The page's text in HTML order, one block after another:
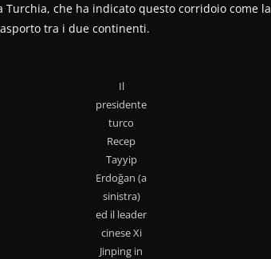
Turchia, che ha indicato questo corridoio come
tra i due continenti.
Il
presidente
turco
Recep
Tayyip
Erdoğan (a
sinistra)
ed il leader
cinese Xi
Jinping in